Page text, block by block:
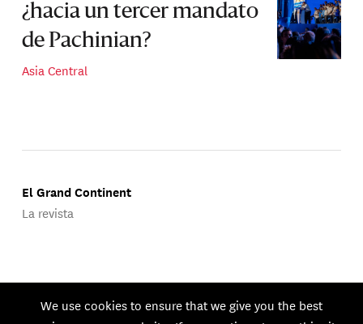
¿hacia un tercer mandato
de Pachinian?
Asia Central
El Grand Continent
La revista
© 2026 GEG. Todos los derechos reservados.
We use cookies to ensure that we give you the best